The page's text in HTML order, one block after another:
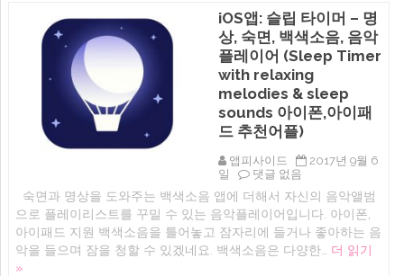
이
폰,
아
이
패
드
어
플.
오
디
오
스
트
레
치
추
천)
에
비
주
얼
라
이
저
로
뮤
직
비
디
오
만
들
기
아
이
폰,
아
iOS앱: 슬립 타이머 – 명
상, 숙면, 백색소음, 음악
플레이어 (Sleep Timer
with relaxing
melodies & sleep
sounds 아이폰,아이패
드 추천어플)
앱피사이드
2017년 9월 6
일
iOS
슬
립
타
이
머
댓글 없음
숙면과 명상을 도와주는 백색소음 앱에 더해서 자신의 음악앨범
으로 플레이리스트를 꾸밀 수 있는 음악플레이어입니다. 아이폰,
아이패드 지원 백색소음을 틀어놓고 잠자리에 들거나 좋아하는 음
악을 들으며 잠을 청할 수 있겠네요. 백색소음은 다양한… 더 읽기
»